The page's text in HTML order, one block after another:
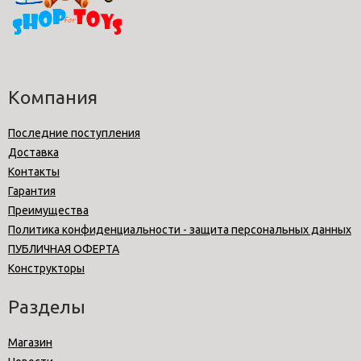
Компания
Последние поступления
Доставка
Контакты
Гарантия
Преимущества
Политика конфиденциальности - защита персональных данных
ПУБЛИЧНАЯ ОФЕРТА
Конструкторы
Разделы
Магазин